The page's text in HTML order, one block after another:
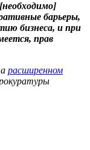
барьеры,
бизнеса, и при
прав
расширенном